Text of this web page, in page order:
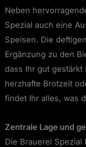
Neben
Spezial auch eine
Speisen. Die
Ergänzung zu den
dass Ihr gut
herzhafte Brotzeit
findet Ihr alles, was
Zentrale Lage und
Die Brauerei